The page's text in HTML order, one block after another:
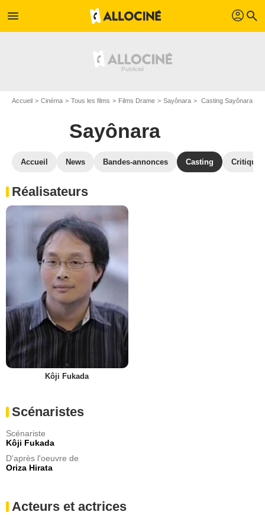
menu profil search
Accueil Cinéma Tous les films Films Drame Sayônara Casting Sayônara
Sayônara
Accueil News Bandes-annonces Casting
Réalisateurs
Kôji Fukada
Scénaristes
Scénariste
Kôji Fukada
D'après l'oeuvre de
Oriza Hirata
Acteurs et actrices